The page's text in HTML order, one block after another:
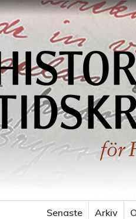
Senaste Arkiv